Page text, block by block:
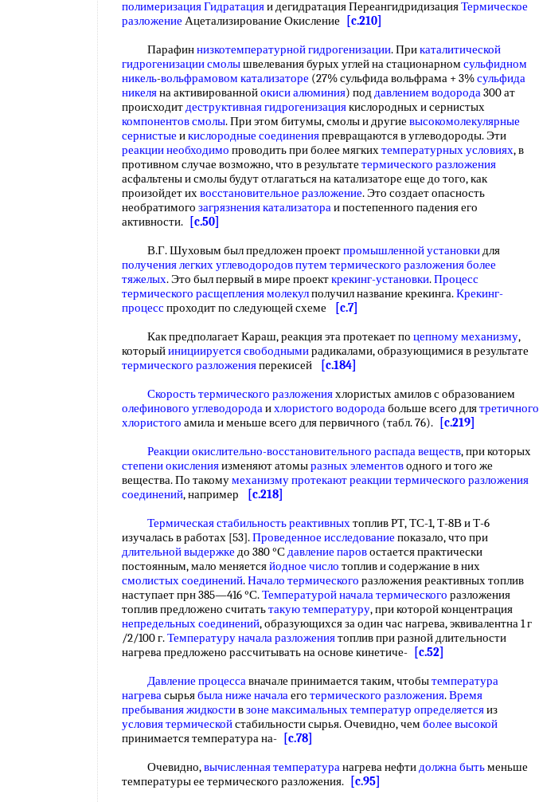
полимеризация Гидратацияи дегидратация ПереангидридизацияТермическое
разложение Ацетализирование Окисление
[c.210]
Парафиннизкотемпературной гидрогенизации. Прикаталитической
гидрогенизации смолышвелевания бурых углей на стационарном сульфидном
никель-вольфрамовом катализаторе (27% сульфида вольфрама + 3%сульфида
никеляна активированнойокиси алюминия) поддавлением водорода300 ат
происходитдеструктивная гидрогенизациякислородных и сернистых
компонентов смолы. При этом битумы, смолы и другие высокомолекулярные
сернистые икислородные соединенияпревращаются в углеводороды. Эти
реакции необходимо проводить при более мягкихтемпературных условиях, в
противном случае возможно, что в результате термического разложения
асфальтены и смолы будут отлагаться на катализаторе еще до того, как
произойдет ихвосстановительное разложение. Это создает опасность
необратимого загрязнения катализатораи постепенного падения его
активности.
[c.50]
В.Г. Шуховым был предложен проектпромышленной установкидля
получения легкихуглеводородов путем термического разложенияболее
тяжелых. Это был первый в мире проекткрекинг-установки.Процесс
термического расщепления молекулполучил название крекинга.Крекинг-
процесспроходит по следующей схеме
[c.7]
Как предполагает Караш, реакция эта протекает по цепному механизму,
которыйинициируется свободнымирадикалами, образующимися в результате
термического разложенияперекисей
[c.184]
Скорость термического разложенияхлористых амилов с образованием
олефинового углеводородаихлористого водородабольше всего длятретичного
хлористого амила и меньше всего для первичного (табл. 76).
[c.219]
Реакции окислительно-восстановительного распада веществ, при которых
степени окисленияизменяют атомыразных элементоводного и того же
вещества. По такомумеханизму протекают реакциитермического разложения
соединений, например
[c.218]
Термическая стабильность реактивныхтоплив РТ, ТС-1, Т-8В и Т-6
изучалась в работах [53].Проведенное исследование показало, что при
длительной выдержке до 380 °Сдавление паровостается практически
постоянным, мало меняетсяйодное число топлив и содержание в них
смолистых соединений.Начало термического разложения реактивных топлив
наступает прн 385—416 °С.Температурой начала термического разложения
топлив предложено считатьтакую температуру, при которой концентрация
непредельных соединений, образующихся за один час нагрева, эквивалентна 1 г
/2/100 г.Температуру начала разложениятоплив при разной длительности
нагрева предложено рассчитывать на основе кинетиче-
[c.52]
Давление процессавначале принимается таким, чтобытемпература
нагревасырьябыланиже началаего термического разложения.Время
пребывания жидкостивзоне максимальныхтемператур определяетсяиз
условия термическойстабильности сырья. Очевидно, чем более высокой
принимается температура на-
[c.78]
Очевидно,вычисленная температуранагрева нефтидолжна бытьменьше
температуры ее термического разложения.
[c.95]